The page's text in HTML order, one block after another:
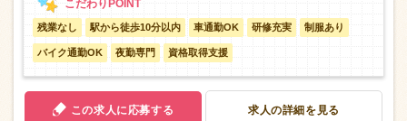
残業なし 駅から徒歩10分以内 車通勤OK 研修充実 制服あり
バイク通勤OK 夜勤専門 資格取得支援
この求人に応募する 求人の詳細を見る